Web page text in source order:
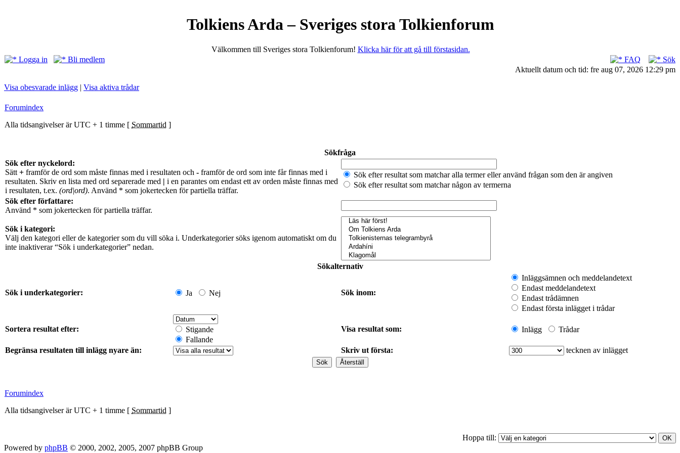
Tolkiens Arda – Sveriges stora Tolkienforum
Välkommen till Sveriges stora Tolkienforum! Klicka här för att gå till förstasidan.
Logga in
Bli medlem FAQ
Sök
Aktuellt datum och tid: fre aug 07, 2026 12:29 pm
Visa obesvarade inlägg | Visa aktiva trådar
Forumindex
Alla tidsangivelser är UTC + 1 timme [ Sommartid ]
Sökfråga
Sök efter nyckelord:
Sätt + framför de ord som måste finnas med i resultaten och - framför de ord som inte får finnas med i
resultaten. Skriv en lista med ord separerade med | i en parantes om endast ett av orden måste finnas med
i resultaten, t.ex. (ord|ord). Använd * som jokertecken för partiella träffar.
Sök efter resultat som matchar alla termer eller använd frågan som den är angiven
Sök efter resultat som matchar någon av termerna
Sök efter författare:
Använd * som jokertecken för partiella träffar.
Sök i kategori:
Välj den kategori eller de kategorier som du vill söka i. Underkategorier söks igenom automatiskt om du
inte inaktiverar “Sök i underkategorier” nedan.
Sökalternativ
Sök i underkategorier: Ja Nej Sök inom:
Inläggsämnen och meddelandetext
Endast meddelandetext
Endast trådämnen
Endast första inlägget i trådar
Sortera resultat efter:
Stigande
Fallande
Visa resultat som: Inlägg Trådar
Begränsa resultaten till inlägg nyare än: Skriv ut första: tecknen av inlägget
Forumindex
Alla tidsangivelser är UTC + 1 timme [ Sommartid ]
Hoppa till:
Powered by phpBB © 2000, 2002, 2005, 2007 phpBB Group